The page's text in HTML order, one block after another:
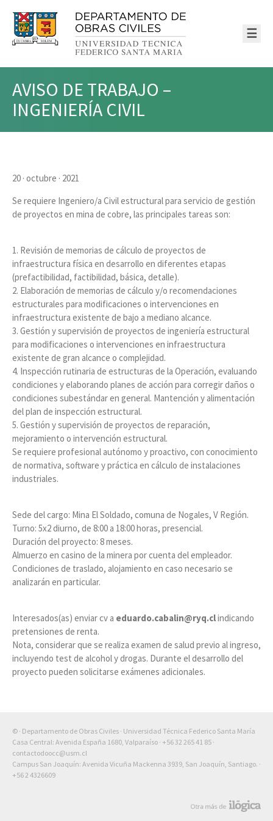
☰
AVISO DE TRABAJO –
INGENIERÍA CIVIL
20 · octubre · 2021
Se requiere Ingeniero/a Civil estructural para servicio de gestión
de proyectos en mina de cobre, las principales tareas son:
1. Revisión de memorias de cálculo de proyectos de
infraestructura física en desarrollo en diferentes etapas
(prefactibilidad, factibilidad, básica, detalle).
2. Elaboración de memorias de cálculo y/o recomendaciones
estructurales para modificaciones o intervenciones en
infraestructura existente de bajo a mediano alcance.
3. Gestión y supervisión de proyectos de ingeniería estructural
para modificaciones o intervenciones en infraestructura
existente de gran alcance o complejidad.
4. Inspección rutinaria de estructuras de la Operación, evaluando
condiciones y elaborando planes de acción para corregir daños o
condiciones subestándar en general. Mantención y alimentación
del plan de inspección estructural.
5. Gestión y supervisión de proyectos de reparación,
mejoramiento o intervención estructural.
Se requiere profesional autónomo y proactivo, con conocimiento
de normativa, software y práctica en cálculo de instalaciones
industriales.
Sede del cargo: Mina El Soldado, comuna de Nogales, V Región.
Turno: 5x2 diurno, de 8:00 a 18:00 horas, presencial.
Duración del proyecto: 8 meses.
Almuerzo en casino de la minera por cuenta del empleador.
Condiciones de traslado, alojamiento en caso necesario se
analizarán en particular.
Interesados(as) enviar cv a eduardo.cabalin@ryq.clindicando
pretensiones de renta.
Nota, considerar que se realiza examen de salud previo al ingreso,
incluyendo test de alcohol y drogas. Durante el desarrollo del
proyecto pueden solicitarse exámenes adicionales.
© · Departamento de Obras Civiles · Universidad Técnica Federico Santa María
Casa Central: Avenida España 1680, Valparaíso · +56 32 265 41 85 ·
contactodoocc@usm.cl
Campus San Joaquín: Avenida Vicuña Mackenna 3939, San Joaquín, Santiago. ·
+56 2 4326609